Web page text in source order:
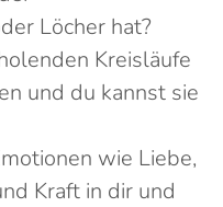
Löcher hat?
Kreisläufe
und du kannst sie
wie Liebe,
Kraft in dir und